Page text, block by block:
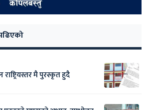
मै पुरस्कृत हुदै